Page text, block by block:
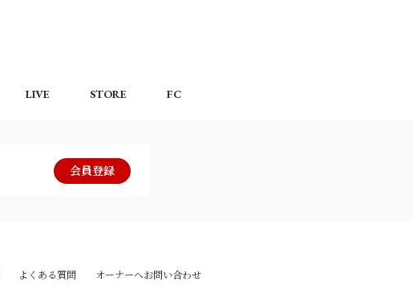
LIVE STORE FC
会員登録
よくある質問 オーナーへお問い合わせ